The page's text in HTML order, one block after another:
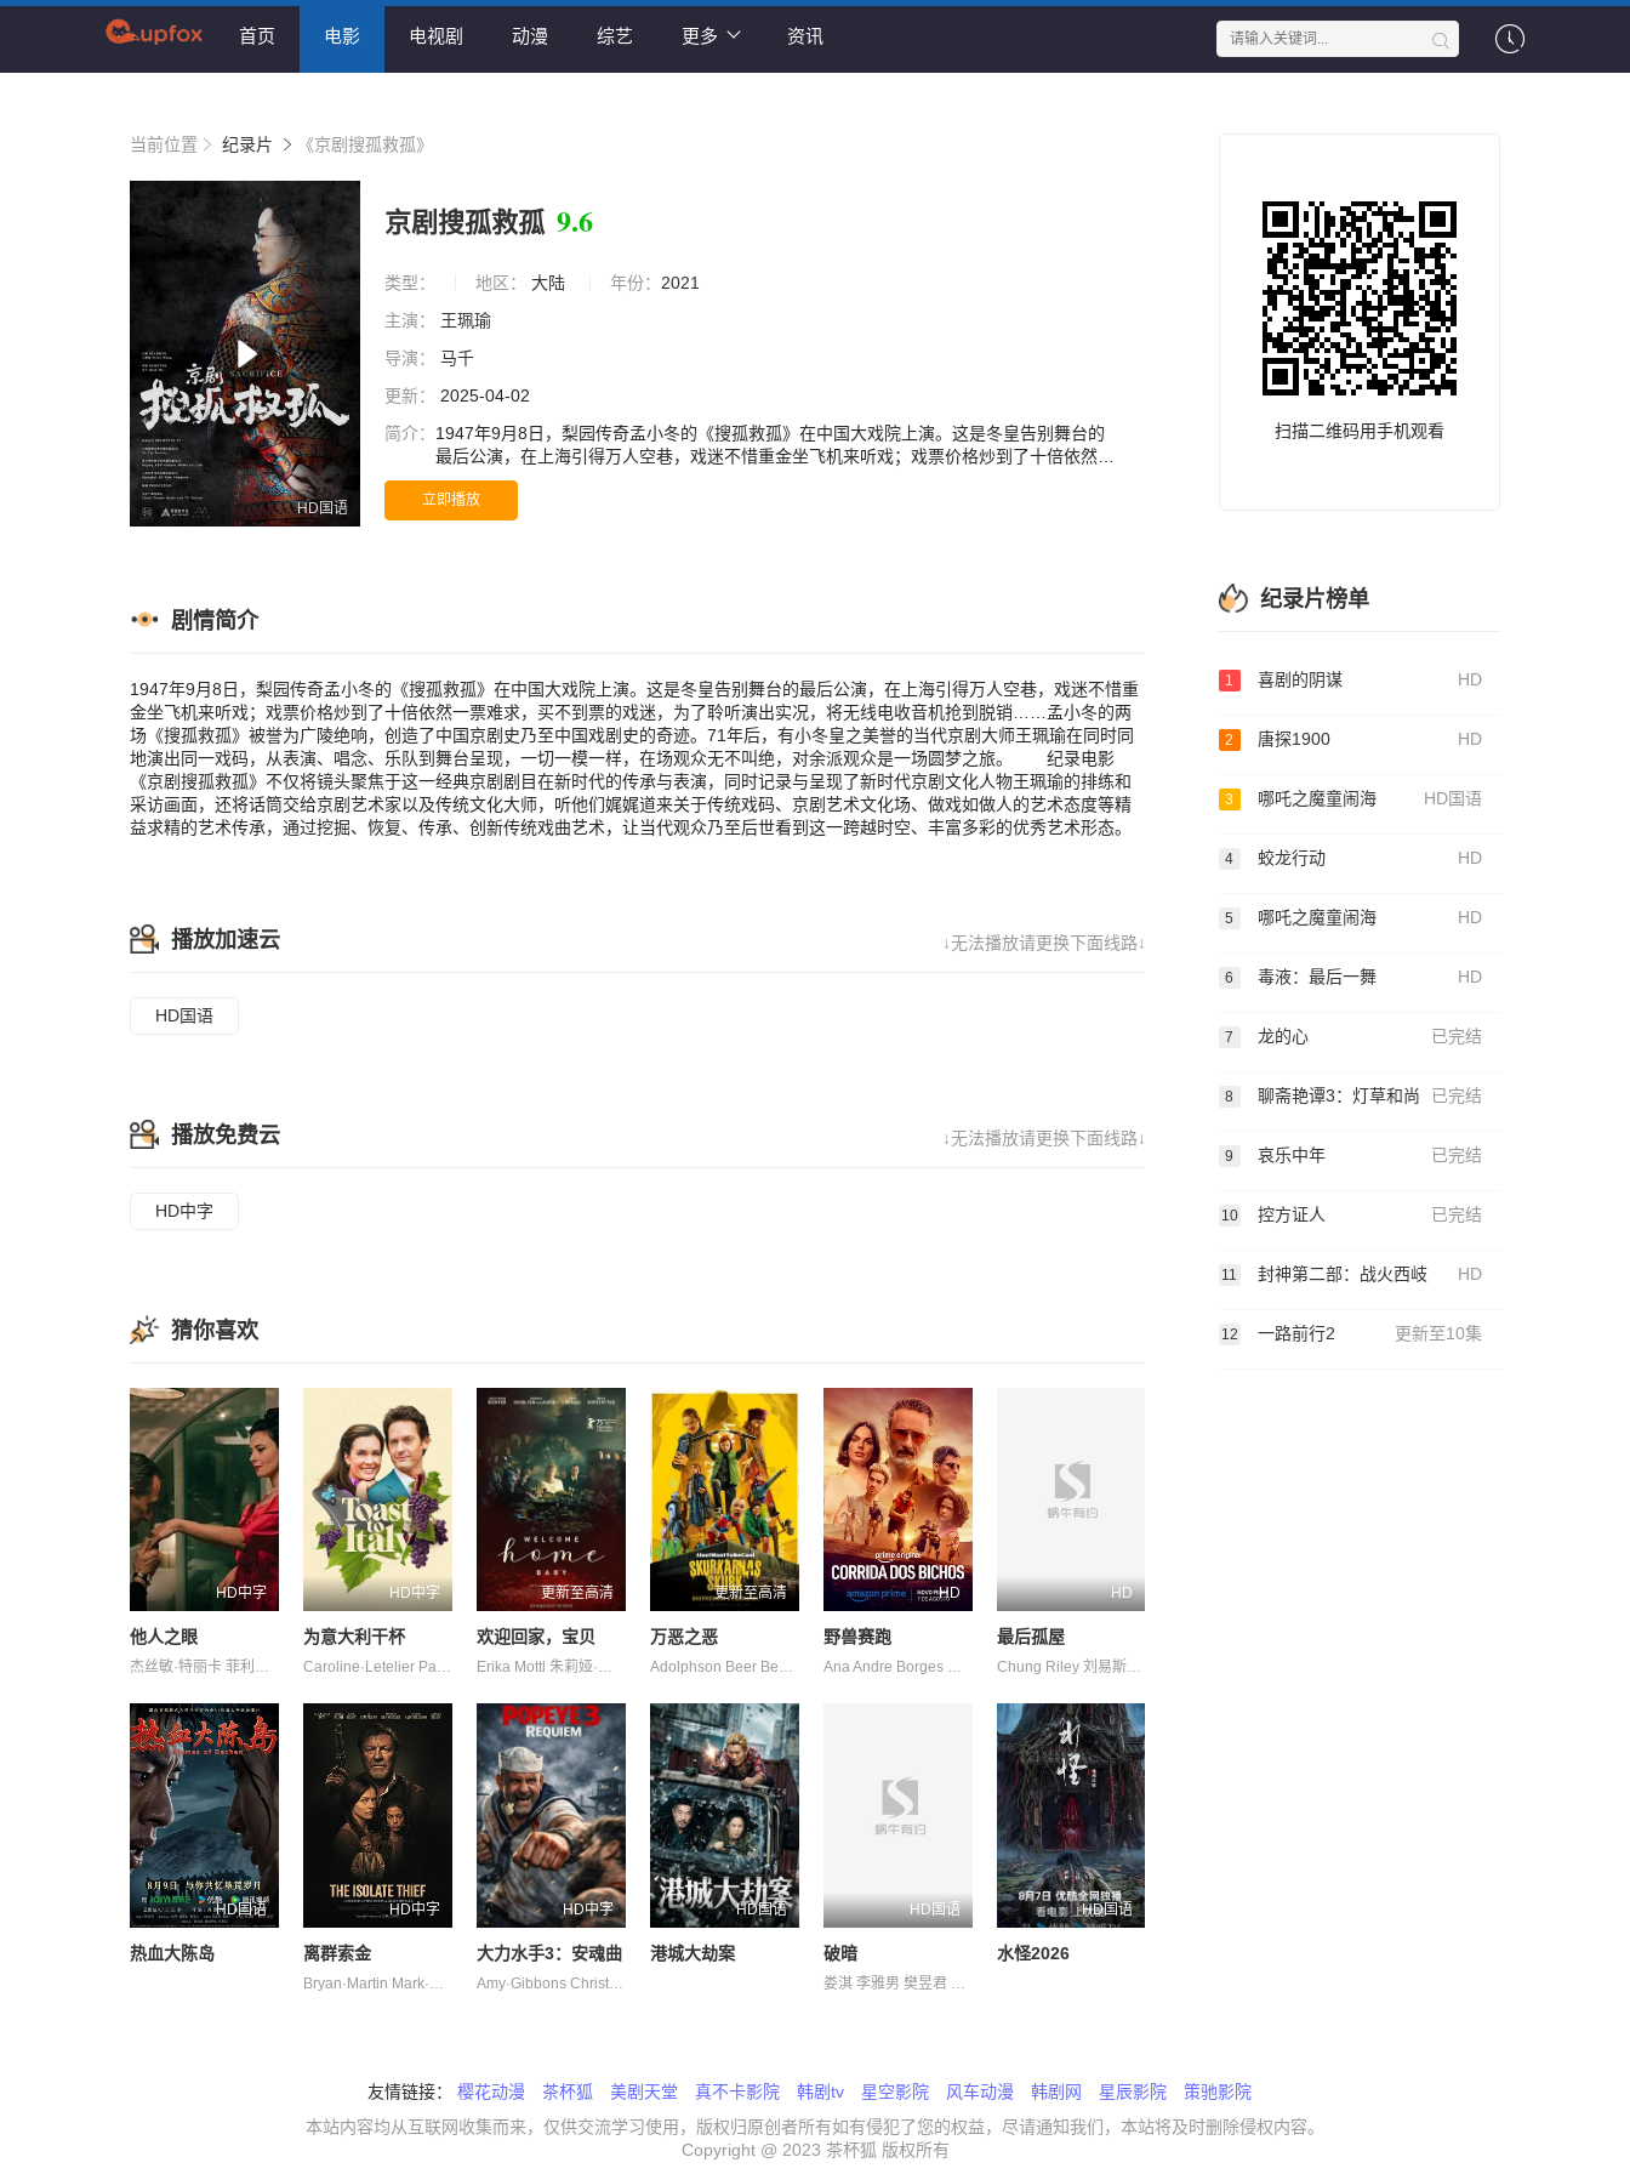
首页 电影 电视剧 动漫 综艺 更多 资讯
当前位置 纪录片 《京剧搜孤救孤》
HD国语
京剧搜孤救孤 9.6
类型： 地区： 大陆 年份： 2021
主演：
王珮瑜
导演：
马千
更新：
2025-04-02
简介： 1947年9月8日，梨园传奇孟小冬的《搜孤救孤》在中国大戏院上演。这是冬皇告别舞台的
最后公演，在上海引得万人空巷，戏迷不惜重金坐飞机来听戏；戏票价格炒到了十倍依然一
票难求，买不到票的戏迷，为了聆听演出实况，将无线电收音机抢到脱销……孟小冬的两场
《搜孤救孤》被誉为广陵绝响，创造了中国京剧史乃至中国戏剧史的奇迹。71年后，有小冬
皇之美誉的当代京剧大师王珮瑜在同时同地演出同一戏码，从表演、唱念、乐队到舞台呈
立即播放
剧情简介
1947年9月8日，梨园传奇孟小冬的《搜孤救孤》在中国大戏院上演。这是冬皇告别舞台的最后公演，在上海引得万人空巷，戏迷不惜重
金坐飞机来听戏；戏票价格炒到了十倍依然一票难求，买不到票的戏迷，为了聆听演出实况，将无线电收音机抢到脱销……孟小冬的两
场《搜孤救孤》被誉为广陵绝响，创造了中国京剧史乃至中国戏剧史的奇迹。71年后，有小冬皇之美誉的当代京剧大师王珮瑜在同时同
地演出同一戏码，从表演、唱念、乐队到舞台呈现，一切一模一样，在场观众无不叫绝，对余派观众是一场圆梦之旅。 纪录电影
《京剧搜孤救孤》不仅将镜头聚焦于这一经典京剧剧目在新时代的传承与表演，同时记录与呈现了新时代京剧文化人物王珮瑜的排练和
采访画面，还将话筒交给京剧艺术家以及传统文化大师，听他们娓娓道来关于传统戏码、京剧艺术文化场、做戏如做人的艺术态度等精
益求精的艺术传承，通过挖掘、恢复、传承、创新传统戏曲艺术，让当代观众乃至后世看到这一跨越时空、丰富多彩的优秀艺术形态。
↓无法播放请更换下面线路↓
播放加速云
HD国语
↓无法播放请更换下面线路↓
播放免费云
HD中字
猜你喜欢
HD中字
他人之眼
杰丝敏·特丽卡 菲利波·蒂米
HD中字
为意大利干杯
Caroline·Letelier Paolo·Gasparini Renato·De·Fazio Wanja·Mary·Sellers Yurj·Buzzi 威尔·坎普 托里·德维托 米娅·索特里乌 莉莉·奈特
更新至高清
欢迎回家，宝贝
Erika Mottl 朱莉娅·弗兰茨·里克特 杰尔蒂·德拉斯尔 林德·普雷洛格 格哈德·利伯曼 玛利亚·霍夫斯塔尔 茵格·莫克斯 雷努特·舒尔腾·范·艾查特
更新至高清
万恶之恶
Adolphson Beer Beer Emil Joel Victor
HD
野兽赛跑
Ana Andre Borges Camilla Camillo Campagnaro Carvalho Chagas Chao Chen Corleone Curti Delgado Gabriel Higor Leo Lucas Melo Paulo Perla Renato Souza Vieira de de de Ángel 杰西卡·科雷斯 阿兹 阿妮塔 马修斯·阿布雷乌
HD
最后孤屋
Chung Riley 刘易斯·古迪 加百列·钟 南希·鲍德温 奥利弗·亨利·阿诺德 奥黛丽·安德森 杰德·奥金 格蕾塔·李 瓦格纳·马拉 艾玛·霍 西德·爱德华兹 诺亚·亚历山大·索斯诺夫斯基 费莉西蒂·鲍恩 陶妮·丰塔纳
HD国语
热血大陈岛
HD中字
离群索金
HD中字
大力水手3：安魂曲
Amy·Gibbons Christopher·Morley Fitim·DeStena Jack·Hyde Juliette·Smith Lara·Sas Mark·Tunstall Will·Middleton 史蒂芬·莫瑞 杰茜·维宁
HD国语
港城大劫案
HD国语
破暗
HD国语
水怪2026
扫描二维码用手机观看
纪录片榜单
1 喜剧的阴谋 HD
2 唐探1900 HD
3 哪吒之魔童闹海 HD国语
4 蛟龙行动 HD
5 哪吒之魔童闹海 HD
6 毒液：最后一舞 HD
7 龙的心 已完结
8 聊斋艳谭3：灯草和尚 已完结
9 哀乐中年 已完结
10 控方证人 已完结
11 封神第二部：战火西岐 HD
12 一路前行2 更新至10集
友情链接： 樱花动漫 茶杯狐 美剧天堂 真不卡影院 韩剧tv 星空影院 风车动漫 韩剧网 星辰影院
策驰影院
本站内容均从互联网收集而来，仅供交流学习使用，版权归原创者所有如有侵犯了您的权益，尽请通知我们，本站将及时删除侵权内容。
Copyright @ 2023 茶杯狐 版权所有